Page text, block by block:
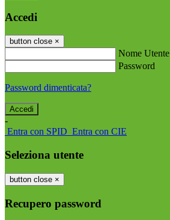
Accedi
button close ×
Nome Utente
Password
Password dimenticata?
-
Entra con SPID Entra con CIE
Seleziona utente
button close ×
Recupero password